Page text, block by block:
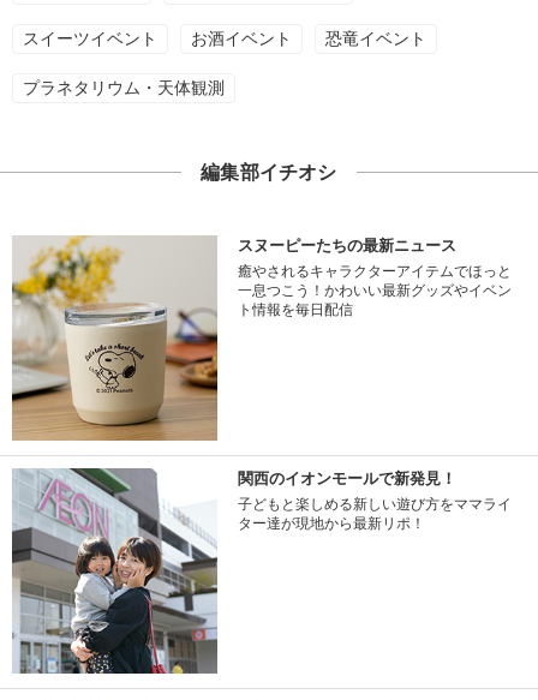
スイーツイベント お酒イベント 恐竜イベント
プラネタリウム・天体観測
編集部イチオシ
スヌーピーたちの最新ニュース
癒やされるキャラクターアイテムでほっと
一息つこう！かわいい最新グッズやイベン
ト情報を毎日配信
関西のイオンモールで新発見！
子どもと楽しめる新しい遊び方をママライ
ター達が現地から最新リポ！